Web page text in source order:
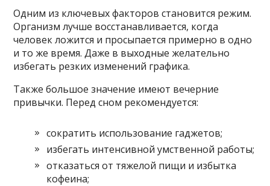
Одним из ключевых факторов становится режим.
Организм лучше восстанавливается, когда
человек ложится и просыпается примерно в одно
и то же время. Даже в выходные желательно
избегать резких изменений графика.
Также большое значение имеют вечерние
привычки. Перед сном рекомендуется:
сократить использование гаджетов;
избегать интенсивной умственной работы;
отказаться от тяжелой пищи и избытка
кофеина;